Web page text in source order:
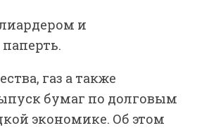
и
газ а также
бумаг по долговым
экономике. Об этом